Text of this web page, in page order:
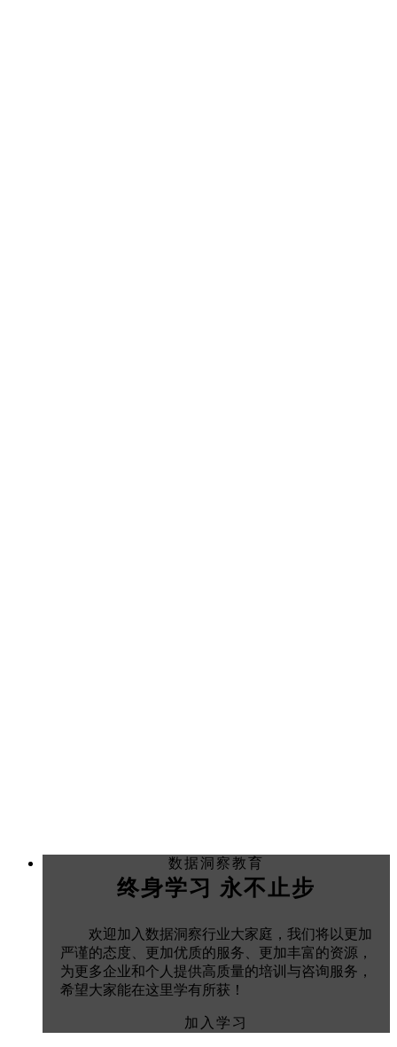
数据洞察教育
终身学习 永不止步
欢迎加入数据洞察行业大家庭，我们将以更加
严谨的态度、更加优质的服务、更加丰富的资源，
为更多企业和个人提供高质量的培训与咨询服务，
希望大家能在这里学有所获！
加入学习